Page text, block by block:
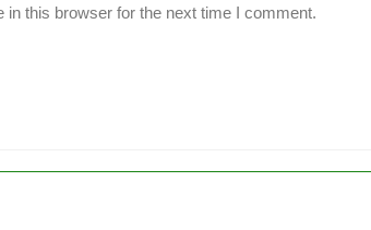
this browser for the next time I comment.